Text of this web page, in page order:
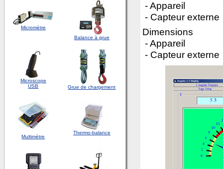
Micromètre
Balance à grue
Microscope
USB
Grue de chargement
Multimètre
Thermo-balance
- Appareil
- Capteur externe
Dimensions
- Appareil
- Capteur externe